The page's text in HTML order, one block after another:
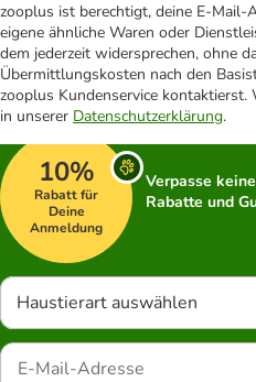
zooplus ist berechtigt, deine E-
eigene ähnliche Waren oder
dem jederzeit widersprechen, ohne
Übermittlungskosten nach den
zooplus Kundenservice
in unserer Datenschutzerklärung.
10%
Rabatt für
Deine
Anmeldung
Verpasse
Rabatte und
Haustierart auswählen